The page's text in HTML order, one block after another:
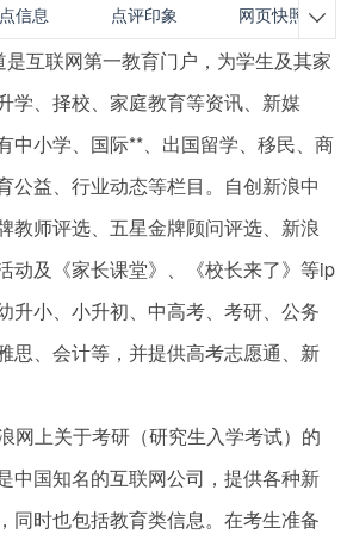
信息 点评印象 网页快照 
是互联网第一教育门户，为学生及其家
学、择校、家庭教育等资讯、新媒
中小学、国际**、出国留学、移民、商
公益、行业动态等栏目。自创新浪中
教师评选、五星金牌顾问评选、新浪
动及《家长课堂》、《校长来了》等ip
升小、小升初、中高考、考研、公务
思、会计等，并提供高考志愿通、新
网上关于考研（研究生入学考试）的
中国知名的互联网公司，提供各种新
同时也包括教育类信息。在考生准备